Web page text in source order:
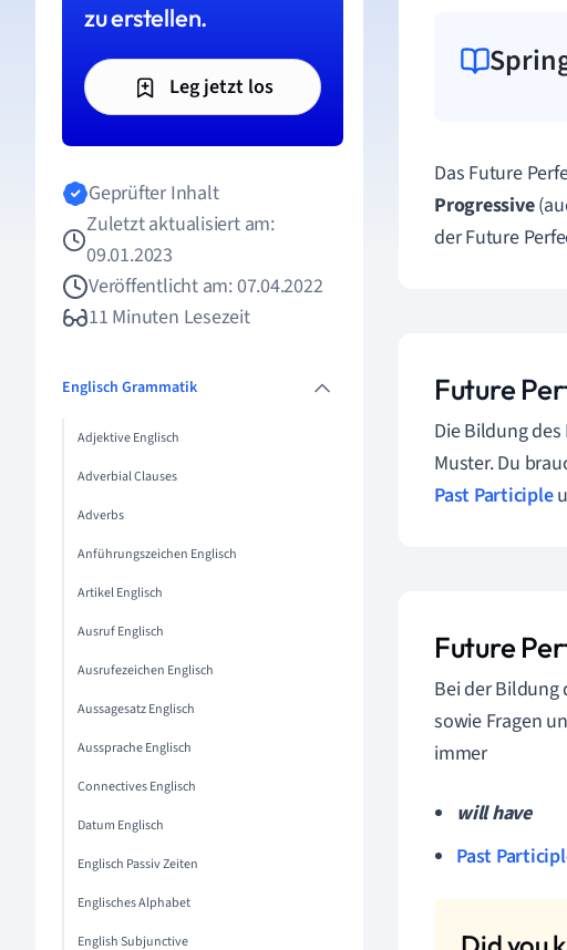
zu erstellen.
Leg jetzt los
Geprüfter Inhalt
Zuletzt aktualisiert am:
09.01.2023
Veröffentlicht am: 07.04.2022
11 Minuten Lesezeit
Englisch Grammatik
Adjektive Englisch
Adverbial Clauses
Adverbs
Anführungszeichen Englisch
Artikel Englisch
Ausruf Englisch
Ausrufezeichen Englisch
Aussagesatz Englisch
Aussprache Englisch
Connectives Englisch
Datum Englisch
Englisch Passiv Zeiten
Englisches Alphabet
English Subjunctive
Das Future
Progressive
der Future
Future
Die Bildung
Muster. Du
Past Participle
Future
Bei der Bildung
sowie Fragen
immer
will have
Past